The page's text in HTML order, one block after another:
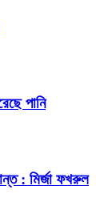
পানি
: মির্জা ফখরুল